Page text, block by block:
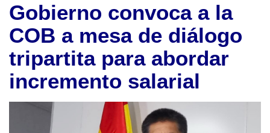
Gobierno convoca a la
COB a mesa de diálogo
tripartita para abordar
incremento salarial